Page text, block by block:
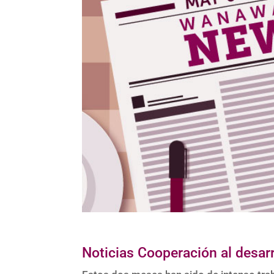
Noticias Cooperación al